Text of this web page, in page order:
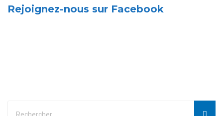
Rejoignez-nous sur Facebook